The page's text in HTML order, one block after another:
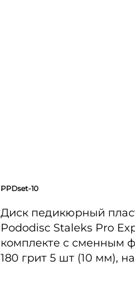
PPDset-10
Диск педикюрный
Pododisc Staleks Pro
комплекте с сменным
180 грит 5 шт (10 мм),